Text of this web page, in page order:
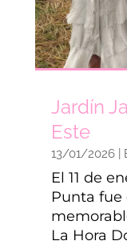
Jardín
Este
13/01/2026|
El 11 de
Punta fue
La Hora